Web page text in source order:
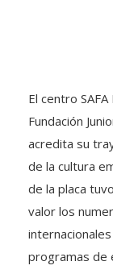
El centro
Fundación
acredita su
de la cultura
de la placa
valor los
programas de